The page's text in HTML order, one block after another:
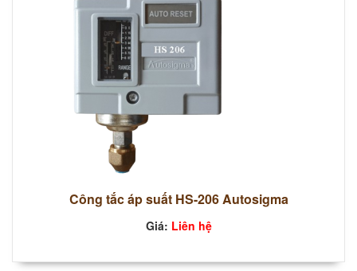
Công tắc áp suất HS-206 Autosigma
Giá: Liên hệ